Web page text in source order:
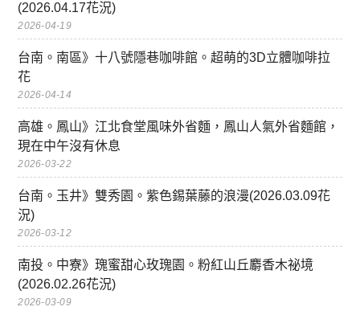
(2026.04.17花況)
2026-04-19
台南。南區》十八號隱巷咖啡館。超萌的3D立體咖啡拉
花
2026-04-14
高雄。鳳山》江北食堂風味外省麵，鳳山人氣外省麵館，
現在中午沒有休息
2026-03-22
台南。玉井》雙秀園。紫色錫葉藤的浪漫(2026.03.09花
況)
2026-03-12
南投。中寮》瑰蜜甜心玫瑰園。粉紅山丘麝香木祕境
(2026.02.26花況)
2026-03-09